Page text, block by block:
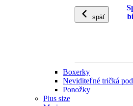
späť
Boxerky
Neviditeľné tričká
Ponožky
Plus size